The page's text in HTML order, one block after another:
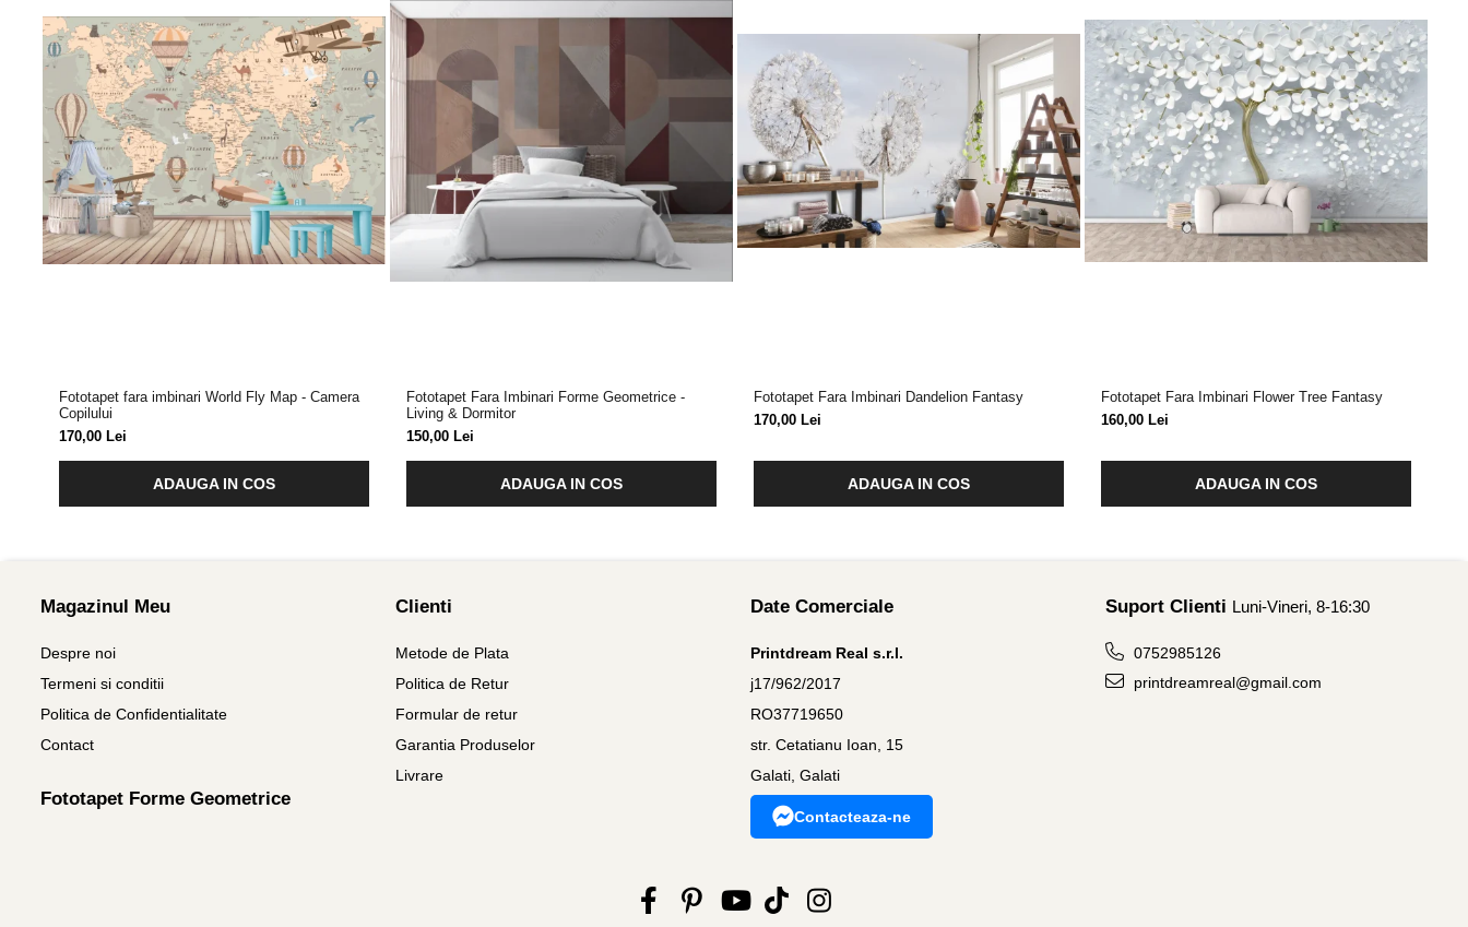
Fototapet fara imbinari World Fly Map - Camera
Copilului
170,00 Lei
ADAUGA IN COS
Fototapet Fara Imbinari Forme Geometrice -
Living & Dormitor
150,00 Lei
ADAUGA IN COS
Fototapet Fara Imbinari Dandelion Fantasy
170,00 Lei
ADAUGA IN COS
Fototapet Fara Imbinari Flower Tree Fantasy
160,00 Lei
ADAUGA IN COS
Magazinul Meu
Despre noi
Termeni si conditii
Politica de Confidentialitate
Contact
Fototapet Forme Geometrice
Clienti
Metode de Plata
Politica de Retur
Formular de retur
Garantia Produselor
Livrare
Date Comerciale
Printdream Real s.r.l.
j17/962/2017
RO37719650
str. Cetatianu Ioan, 15
Galati, Galati
Contacteaza-ne
Suport Clienti Luni-Vineri, 8-16:30
0752985126
printdreamreal@gmail.com